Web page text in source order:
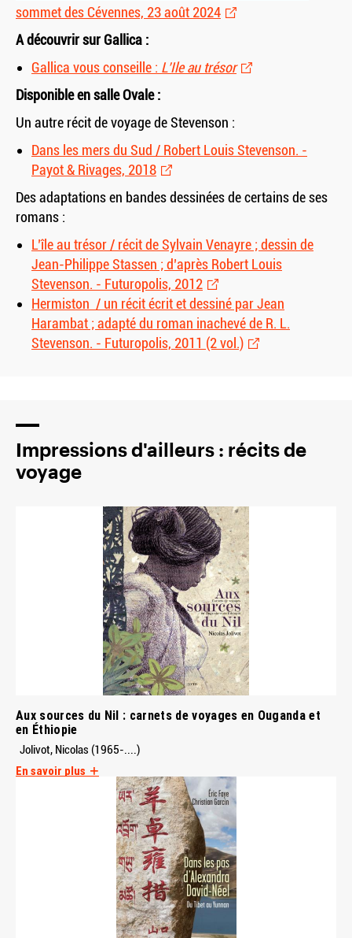
sommet des Cévennes, 23 août 2024
A découvrir sur Gallica :
Gallica vous conseille : L’Ile au trésor
Disponible en salle Ovale :
Un autre récit de voyage de Stevenson :
Dans les mers du Sud / Robert Louis Stevenson. -
Payot& Rivages, 2018
Des adaptations en bandes dessinées de certains de ses
romans :
L’île au trésor / récit de Sylvain Venayre ; dessin de
Jean-Philippe Stassen ; d’après Robert Louis
Stevenson. - Futuropolis, 2012
Hermiston / un récit écrit et dessiné par Jean
Harambat ; adapté du roman inachevé de R. L.
Stevenson. - Futuropolis, 2011 (2 vol.)
Impressions d'ailleurs : récits de
voyage
Aux sources du Nil : carnets de voyages en Ouganda et
en Éthiopie
Jolivot, Nicolas (1965-....)
En savoir plus